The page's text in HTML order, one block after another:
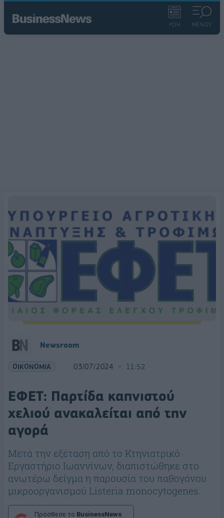
ΡΟΗ ΜΕΝΟΥ
Newsroom
ΟΙΚΟΝΟΜΙΑ 03/07/2024 11:52
ΕΦΕΤ: Παρτίδα καπνιστού
χελιού ανακαλείται από την
αγορά
Μετά την εξέταση από το Κτηνιατρικό
Εργαστήριο Ιωαννίνων, διαπιστώθηκε στο
ανωτέρω δείγμα η παρουσία του παθογόνου
μικροοργανισμού Listeria monocytogenes.
Πρόσθεσε το BusinessNews